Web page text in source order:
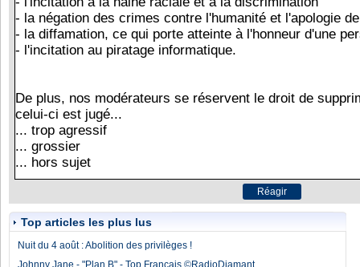
Top articles les plus lus
Nuit du 4 août : Abolition des privilèges !
Johnny Jane - "Plan B" - Top Français ©RadioDiamant